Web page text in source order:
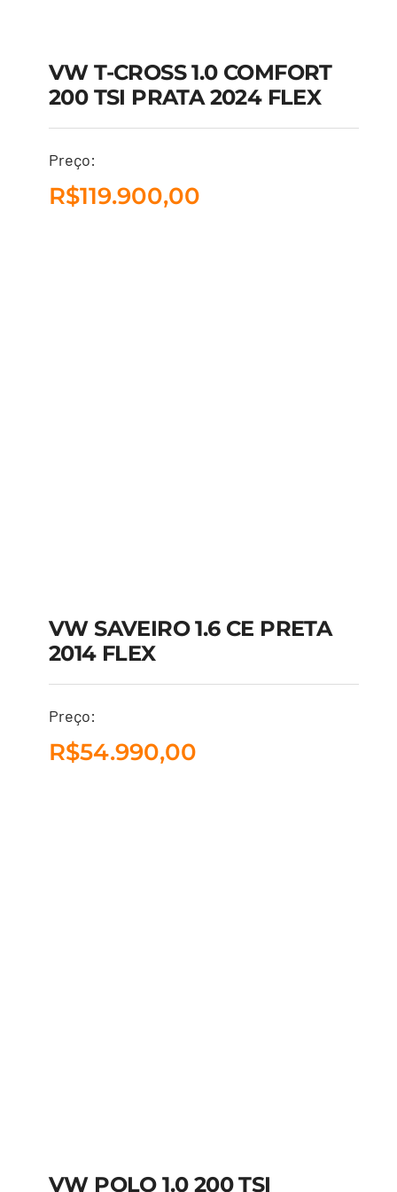
VW T-CROSS 1.0
COMFORT 200 TSI
PRATA 2024 FLEX
VW T-CROSS 1.0 COMFORT
200 TSI PRATA 2024 FLEX
Preço:
R$119.900,00
VW SAVEIRO 1.6 CE
PRETA 2014 FLEX
VW SAVEIRO 1.6 CE PRETA
2014 FLEX
Preço:
R$54.990,00
VW POLO 1.0 200 TSI